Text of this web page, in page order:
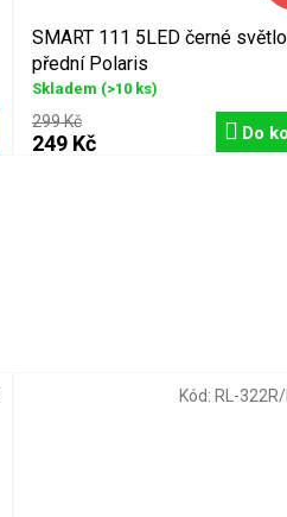
Kód: RL-
SMART 111 5LED černé světlo
přední Polaris
Skladem (>10 ks)
299 Kč
249 Kč Do